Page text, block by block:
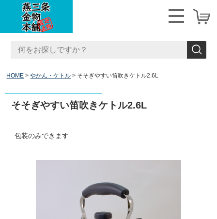
HOME やかん・ケトル そそぎやすい笛吹きケトル2.6L
そそぎやすい笛吹きケトル2.6L
包装のみできます